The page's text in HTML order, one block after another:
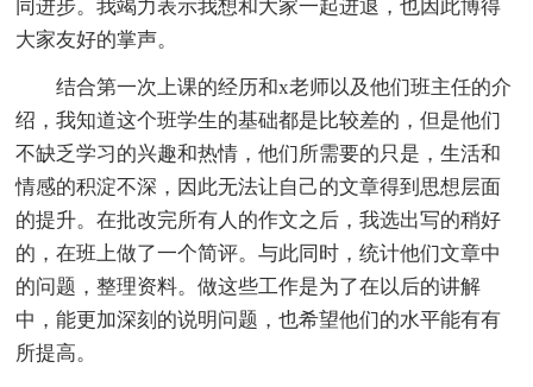
同进步。我竭力表示我想和大家一起进退，也因此博得
大家友好的掌声。
结合第一次上课的经历和x老师以及他们班主任的介
绍，我知道这个班学生的基础都是比较差的，但是他们
不缺乏学习的兴趣和热情，他们所需要的只是，生活和
情感的积淀不深，因此无法让自己的文章得到思想层面
的提升。在批改完所有人的作文之后，我选出写的稍好
的，在班上做了一个简评。与此同时，统计他们文章中
的问题，整理资料。做这些工作是为了在以后的讲解
中，能更加深刻的说明问题，也希望他们的水平能有有
所提高。